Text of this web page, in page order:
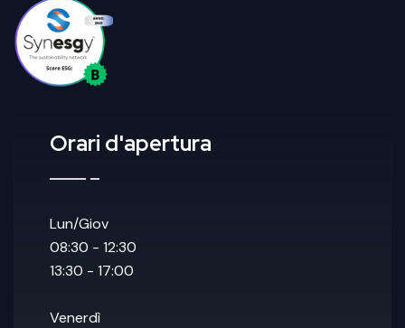
Orari d'apertura
Lun/Giov
08:30 - 12:30
13:30 - 17:00
Venerdì